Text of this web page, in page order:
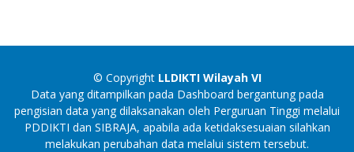
© Copyright LLDIKTI Wilayah VI
Data yang ditampilkan pada Dashboard bergantung pada
pengisian data yang dilaksanakan oleh Perguruan Tinggi melalui
PDDIKTI dan SIBRAJA, apabila ada ketidaksesuaian silahkan
melakukan perubahan data melalui sistem tersebut.